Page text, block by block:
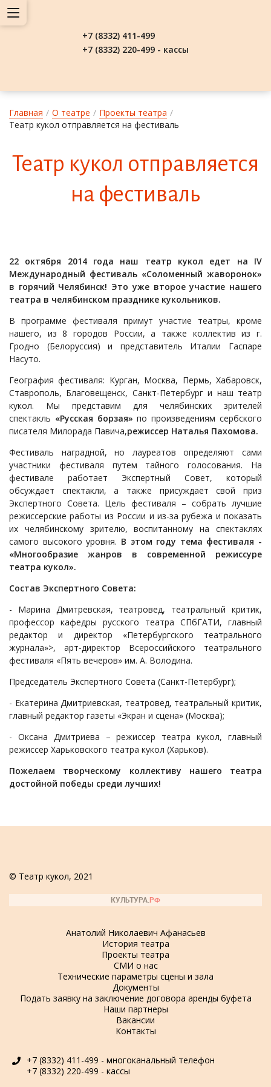
+7 (8332) 411-499
+7 (8332) 220-499 - кассы
Главная / О театре / Проекты театра /
Театр кукол отправляется на фестиваль
Те­атр ку­кол от­прав­ля­ет­ся
на фес­ти­валь
22 октября 2014 года наш театр кукол едет на IV
Международный фестиваль «Соломенный жаворонок»
в горячий Челябинск! Это уже второе участие нашего
театра в челябинском празднике кукольников.
В программе фестиваля примут участие театры, кроме
нашего, из 8 городов России, а также коллектив из г.
Гродно (Белоруссия) и представитель Италии Гаспаре
Насуто.
География фестиваля: Курган, Москва, Пермь, Хабаровск,
Ставрополь, Благовещенск, Санкт-Петербург и наш театр
кукол. Мы представим для челябинских зрителей
спектакль «Русская борзая» по произведениям сербского
писателя Милорада Павича,режиссер Наталья Пахомова.
Фестиваль наградной, но лауреатов определяют сами
участники фестиваля путем тайного голосования. На
фестивале работает Экспертный Совет, который
обсуждает спектакли, а также присуждает свой приз
Экспертного Совета. Цель фестиваля – собрать лучшие
режиссерские работы из России и из-за рубежа и показать
их челябинскому зрителю, воспитанному на спектаклях
самого высокого уровня. В этом году тема фестиваля -
«Многообразие жанров в современной режиссуре
театра кукол».
Состав Экспертного Совета:
- Марина Дмитревская, театровед, театральный критик,
профессор кафедры русского театра СПбГАТИ, главный
редактор и директор «Петербургского театрального
журнала»>, арт-директор Всероссийского театрального
фестиваля «Пять вечеров» им. А. Володина.
Председатель Экспертного Совета (Санкт-Петербург);
- Екатерина Дмитриевская, театровед, театральный критик,
главный редактор газеты «Экран и сцена» (Москва);
- Оксана Дмитриева – режиссер театра кукол, главный
режиссер Харьковского театра кукол (Харьков).
Пожелаем творческому коллективу нашего театра
достойной победы среди лучших!
© Театр кукол, 2021
+7 (8332) 411-499 - многоканальный телефон
+7 (8332) 220-499 - кассы
Анатолий Николаевич Афанасьев
История театра
Проекты театра
СМИ о нас
Технические параметры сцены и зала
Документы
Подать заявку на заключение договора аренды буфета
Наши партнеры
Вакансии
Контакты